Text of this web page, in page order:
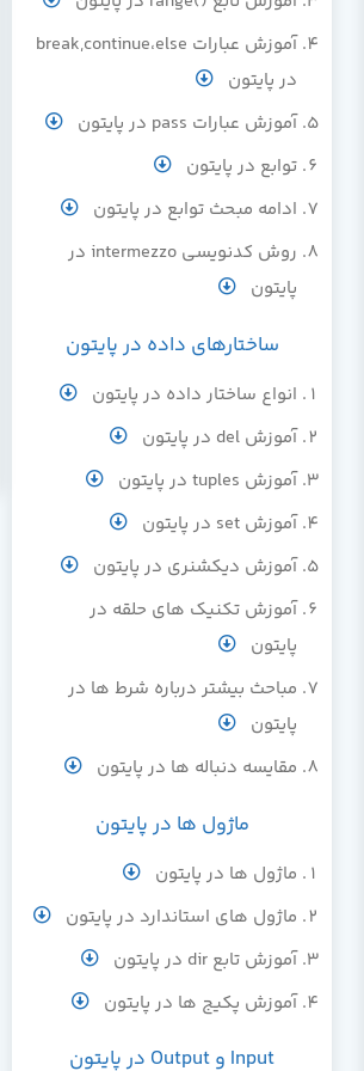
آموزش عبارات break,continue،else
در پایتون
آموزش عبارات pass در پایتون
توابع در پایتون
ادامه مبحث توابع در پایتون
روش کدنویسی intermezzo در
پایتون
ساختارهای داده در پایتون
انواع ساختار داده در پایتون
آموزش del در پایتون
آموزش tuples در پایتون
آموزش set در پایتون
آموزش دیکشنری در پایتون
آموزش تکنیک های حلقه در
پایتون
مباحث بیشتر درباره شرط ها در
پایتون
مقایسه دنباله ها در پایتون
ماژول ها در پایتون
ماژول ها در پایتون
ماژول های استاندارد در پایتون
آموزش تابع dir در پایتون
آموزش پکیج ها در پایتون
Input و Output در پایتون